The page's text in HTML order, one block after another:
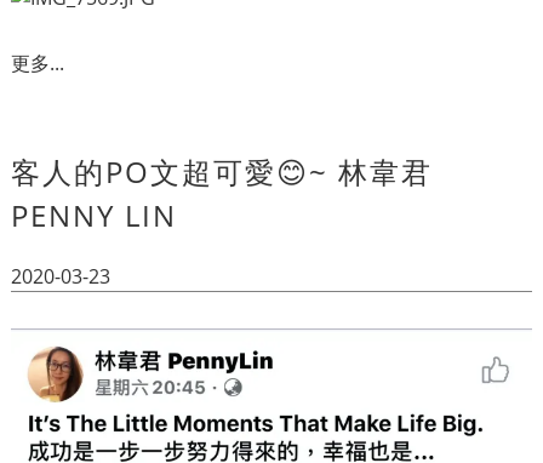
更多...
客人的PO文超可愛😊~ 林韋君
PENNY LIN
2020-03-23